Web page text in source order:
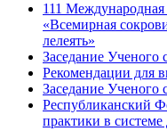
111
«Всемирная
лелеять»
Заседание
Рекомендации для
Заседание
Республиканский
практики в